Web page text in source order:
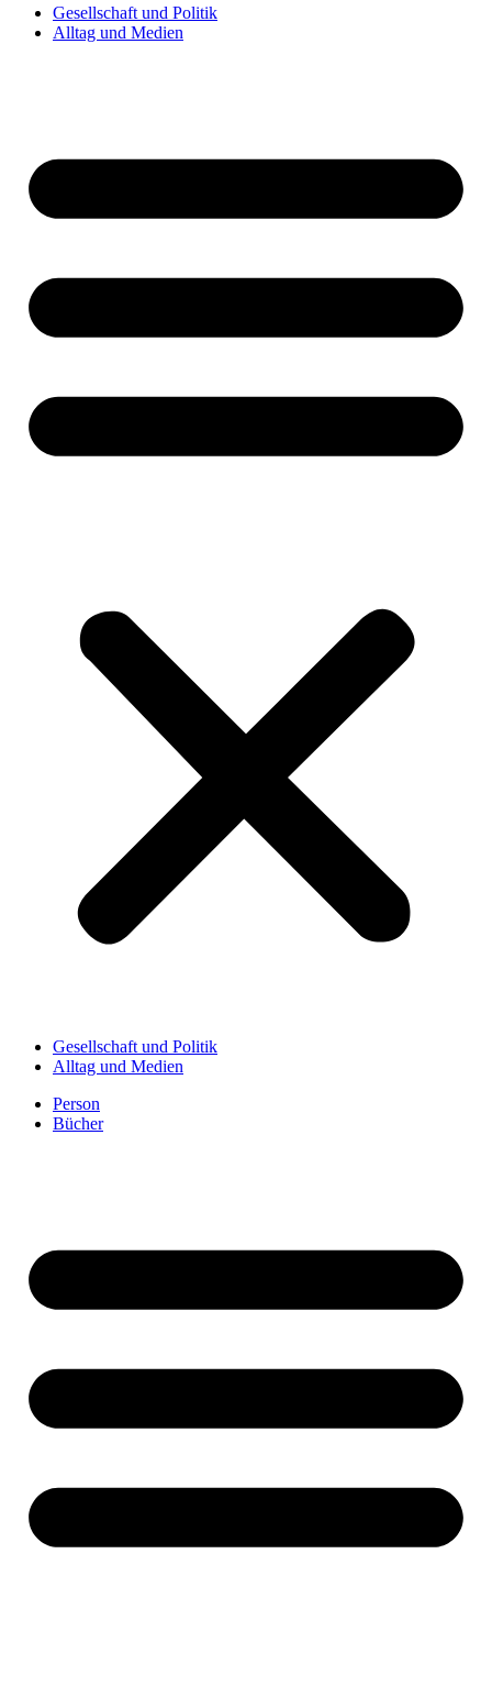
Gesellschaft und Politik
Alltag und Medien
Gesellschaft und Politik
Alltag und Medien
Person
Bücher